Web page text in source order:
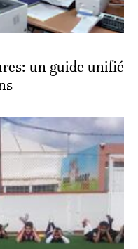
un guide unifié